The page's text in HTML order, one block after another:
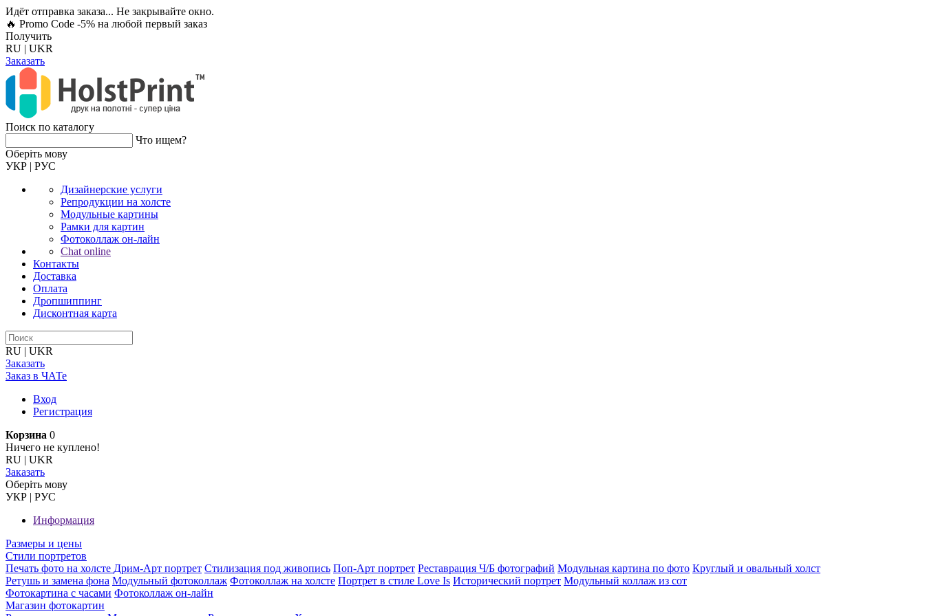
Идёт отправка заказа... Не закрывайте окно.
🔥 Promo Code -5% на любой первый заказ
Получить
RU | UKR
Заказать
Поиск по каталогу
Что ищем?
Оберiть мову
УКР | РУС
Дизайнерские услуги
Репродукции на холсте
Модульные картины
Рамки для картин
Фотоколлаж он-лайн
Chat online
Контакты
Доставка
Оплата
Дропшиппинг
Дисконтная карта
RU | UKR
Заказать
Заказ в ЧАТе
Вход
Регистрация
Корзина 0
Ничего не куплено!
RU | UKR
Заказать
Оберiть мову
УКР | РУС
Информация
Размеры и цены
Стили портретов
Печать фото на холсте Дрим-Арт портрет Стилизация под живопись Поп-Арт портрет Реставрация Ч/Б фотографий Модульная картина по фото Круглый и овальный холст
Ретушь и замена фона Модульный фотоколлаж Фотоколлаж на холсте Портрет в стиле Love Is Исторический портрет Модульный коллаж из сот
Фотокартина с часами Фотоколлаж он-лайн
Магазин фотокартин